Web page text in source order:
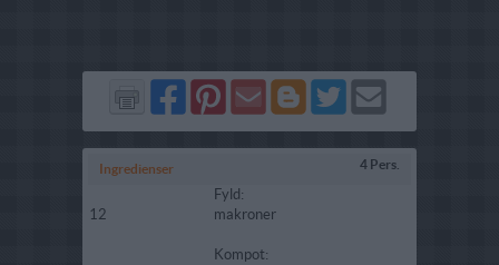
Del
på
Del
på
Send
via
Del
på
Del
på
Send
Ingredienser 4 Pers.
Fyld:
12
makroner
Kompot: